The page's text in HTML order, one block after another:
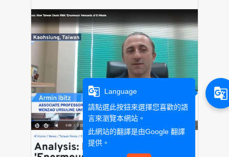
g_translate
Language
請點選此按鈕來選擇您喜歡的語
言來瀏覽本網站。
此網站的翻譯是由Google 翻譯
提供。
g_translate